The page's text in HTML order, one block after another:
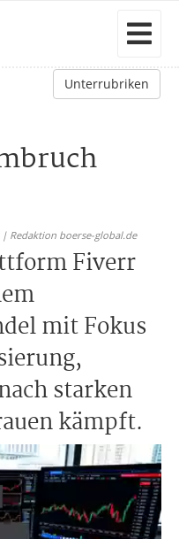
Unterrubriken
| Redaktion boerse-global.de
Fiverr
mit Fokus
starken
kämpft.